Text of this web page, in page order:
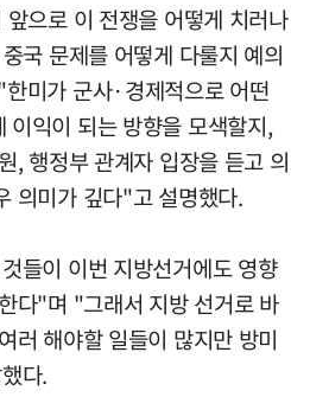
으로 이 전쟁을 어떻게 치러나
국 문제를 어떻게 다룰지 예의
미가 군사·경제적으로 어떤
이익이 되는 방향을 모색할지,
, 행정부 관계자 입장을 듣고 의
의미가 깊다"고 설명했다.
들이 이번 지방선거에도 영향
다"며 "그래서 지방 선거로 바
러 해야할 일들이 많지만 방미
다.